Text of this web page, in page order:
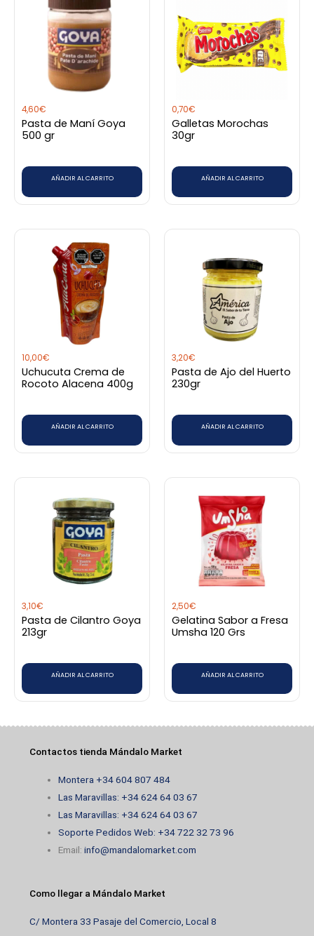
4,60€
Pasta de Maní Goya
500 gr
AÑADIR AL CARRITO
0,70€
Galletas Morochas
30gr
AÑADIR AL CARRITO
10,00€
Uchucuta Crema de
Rocoto Alacena 400g
AÑADIR AL CARRITO
3,20€
Pasta de Ajo del Huerto
230gr
AÑADIR AL CARRITO
3,10€
Pasta de Cilantro Goya
213gr
AÑADIR AL CARRITO
2,50€
Gelatina Sabor a Fresa
Umsha 120 Grs
AÑADIR AL CARRITO
Contactos tienda Mándalo Market
Montera +34 604 807 484
Las Maravillas: +34 624 64 03 67
Las Maravillas: +34 624 64 03 67
Soporte Pedidos Web: +34 722 32 73 96
Email:info@mandalomarket.com
Como llegar a Mándalo Market
C/ Montera 33 Pasaje del Comercio, Local 8